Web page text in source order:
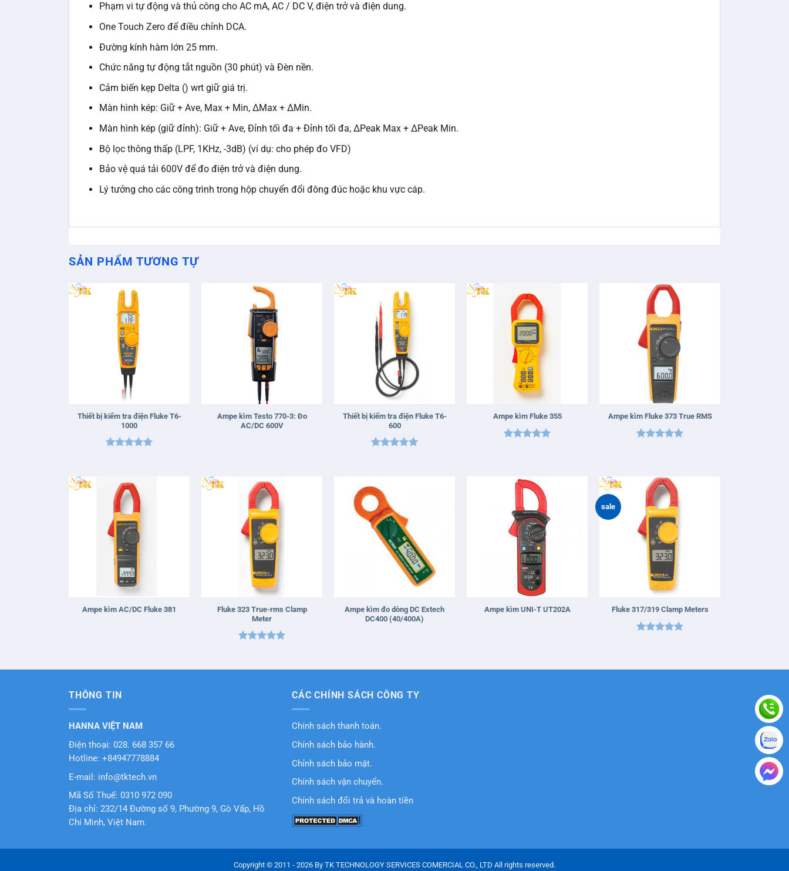
Phạm vi tự động và thủ công cho AC mA, AC / DC V, điện trở và điện dung.
One Touch Zero để điều chỉnh DCA.
Đường kính hàm lớn 25 mm.
Chức năng tự động tắt nguồn (30 phút) và Đèn nền.
Cảm biến kẹp Delta () wrt giữ giá trị.
Màn hình kép: Giữ + Ave, Max + Min, ΔMax + ΔMin.
Màn hình kép (giữ đỉnh): Giữ + Ave, Đỉnh tối đa + Đỉnh tối đa, ΔPeak Max + ΔPeak Min.
Bộ lọc thông thấp (LPF, 1KHz, -3dB) (ví dụ: cho phép đo VFD)
Bảo vệ quá tải 600V để đo điện trở và điện dung.
Lý tưởng cho các công trình trong hộp chuyển đổi đông đúc hoặc khu vực cáp.
SẢN PHẨM TƯƠNG TỰ
Thiết bị kiểm tra điện Fluke T6-
1000
Ampe kìm Testo 770-3: Đo
AC/DC 600V
Thiết bị kiểm tra điện Fluke T6-
600
Ampe kìm Fluke 355 Ampe kìm Fluke 373 True RMS
Ampe kìm AC/DC Fluke 381
Fluke 323 True-rms Clamp
Meter
sao
Ampe kìm đo dòng DC Extech
DC400 (40/400A)
Ampe kìm UNI-T UT202A
sale
Fluke 317/319 Clamp Meters
THÔNG TIN
HANNA VIỆT NAM
Điện thoại: 028. 668 357 66
Hotline: +84947778884
E-mail: info@tktech.vn
Mã Số Thuế: 0310 972 090
Địa chỉ: 232/14 Đường số 9, Phường 9, Gò Vấp, Hồ
Chí Minh, Việt Nam.
CÁC CHÍNH SÁCH CÔNG TY
Chính sách thanh toán.
Chính sách bảo hành.
Chỉnh sách bảo mật.
Chính sách vận chuyển.
Chính sách đổi trả và hoàn tiền
Copyright © 2011 - 2026 By TK TECHNOLOGY SERVICES COMERCIAL CO., LTD All rights reserved.